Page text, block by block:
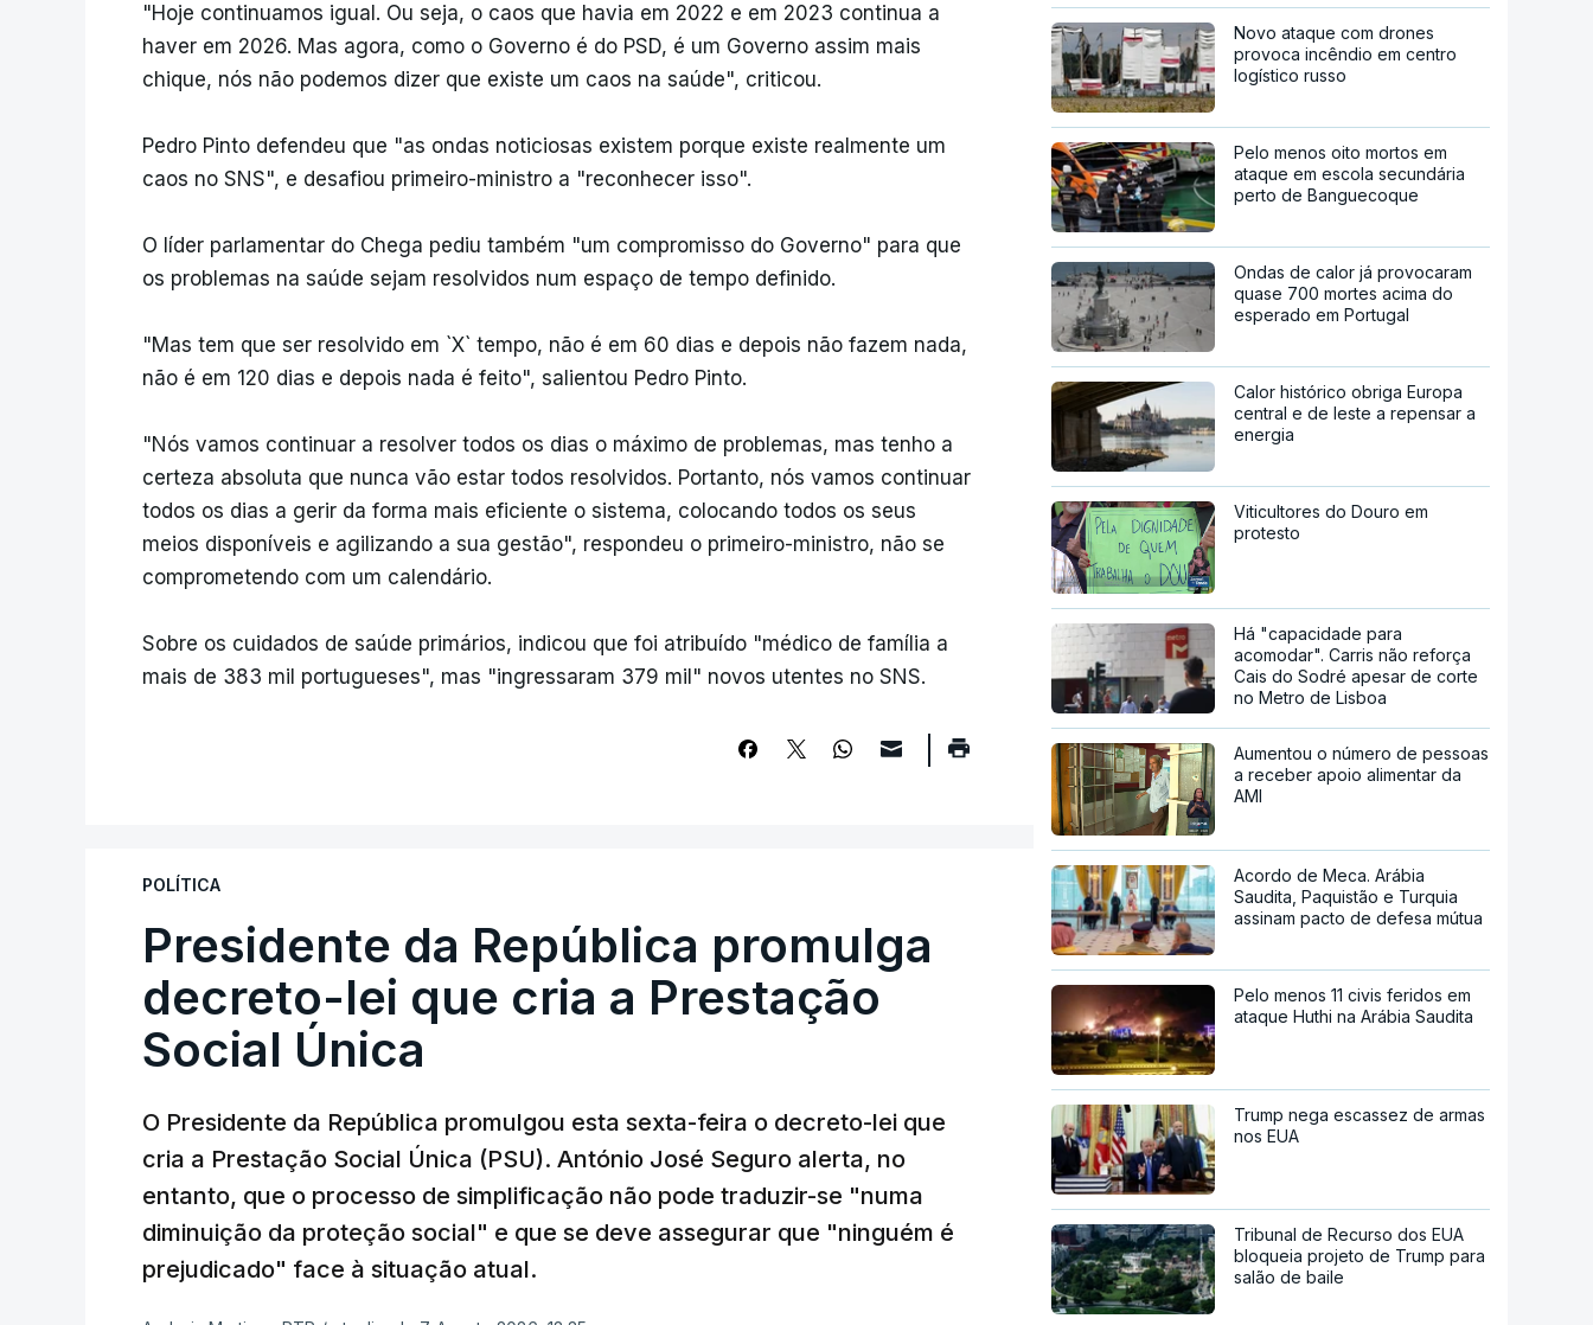
"Hoje continuamos igual. Ou seja, o caos que havia em 2022 e em 2023 continua a
haver em 2026. Mas agora, como o Governo é do PSD, é um Governo assim mais
chique, nós não podemos dizer que existe um caos na saúde", criticou.
Pedro Pinto defendeu que "as ondas noticiosas existem porque existe realmente um
caos no SNS", e desafiou primeiro-ministro a "reconhecer isso".
O líder parlamentar do Chega pediu também "um compromisso do Governo" para que
os problemas na saúde sejam resolvidos num espaço de tempo definido.
"Mas tem que ser resolvido em `X` tempo, não é em 60 dias e depois não fazem nada,
não é em 120 dias e depois nada é feito", salientou Pedro Pinto.
"Nós vamos continuar a resolver todos os dias o máximo de problemas, mas tenho a
certeza absoluta que nunca vão estar todos resolvidos. Portanto, nós vamos continuar
todos os dias a gerir da forma mais eficiente o sistema, colocando todos os seus
meios disponíveis e agilizando a sua gestão", respondeu o primeiro-ministro, não se
comprometendo com um calendário.
Sobre os cuidados de saúde primários, indicou que foi atribuído "médico de família a
mais de 383 mil portugueses", mas "ingressaram 379 mil" novos utentes no SNS.
POLÍTICA
Presidente da República promulga
decreto-lei que cria a Prestação
Social Única
O Presidente da República promulgou esta sexta-feira o decreto-lei que
cria a Prestação Social Única (PSU). António José Seguro alerta, no
entanto, que o processo de simplificação não pode traduzir-se "numa
diminuição da proteção social" e que se deve assegurar que "ninguém é
prejudicado" face à situação atual.
Novo ataque com drones
provoca incêndio em centro
logístico russo
Pelo menos oito mortos em
ataque em escola secundária
perto de Banguecoque
Ondas de calor já provocaram
quase 700 mortes acima do
esperado em Portugal
Calor histórico obriga Europa
central e de leste a repensar a
energia
Viticultores do Douro em
protesto
Há "capacidade para
acomodar". Carris não reforça
Cais do Sodré apesar de corte
no Metro de Lisboa
Aumentou o número de pessoas
a receber apoio alimentar da
AMI
Acordo de Meca. Arábia
Saudita, Paquistão e Turquia
assinam pacto de defesa mútua
Pelo menos 11 civis feridos em
ataque Huthi na Arábia Saudita
Trump nega escassez de armas
nos EUA
Tribunal de Recurso dos EUA
bloqueia projeto de Trump para
salão de baile